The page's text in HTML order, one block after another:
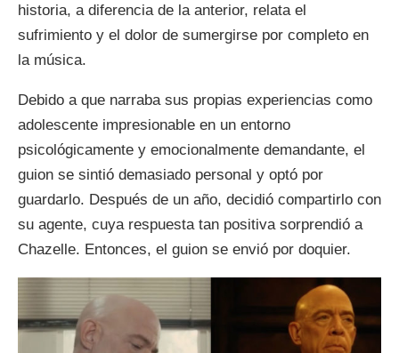
historia, a diferencia de la anterior, relata el
sufrimiento y el dolor de sumergirse por completo en
la música.
Debido a que narraba sus propias experiencias como
adolescente impresionable en un entorno
psicológicamente y emocionalmente demandante, el
guion se sintió demasiado personal y optó por
guardarlo. Después de un año, decidió compartirlo con
su agente, cuya respuesta tan positiva sorprendió a
Chazelle. Entonces, el guion se envió por doquier.